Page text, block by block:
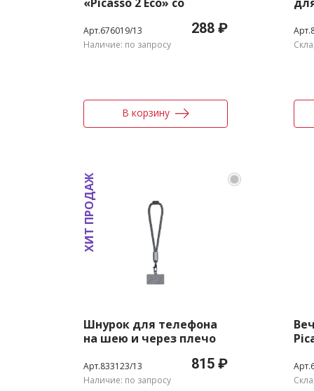
Арт.676019/13 288 ₽
Наличие: по запросу
В корзину
Шнурок для телефона
на шею и через плечо
Арт.833123/13 815 ₽
Наличие: по запросу
ХИТ ПРОДАЖ